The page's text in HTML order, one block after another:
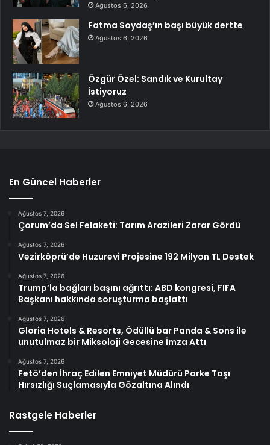
Ağustos 6, 2026
Fatma Soydaş’ın başı büyük dertte
Ağustos 6, 2026
Özgür Özel: Sandık ve Kurultay
İstiyoruz
Ağustos 6, 2026
En Güncel Haberler
Ağustos 7, 2026
Çorum’da Sel Felaketi: Tarım Arazileri Zarar Gördü
Ağustos 7, 2026
Vezirköprü’de Huzurevi Projesine 192 Milyon TL Destek
Ağustos 7, 2026
Trump’la bağları başını ağrıttı: ABD kongresi, FIFA
Başkanı hakkında soruşturma başlattı
Ağustos 7, 2026
Gloria Hotels & Resorts, Ödüllü bar Panda & Sons ile
unutulmaz bir Miksoloji Gecesine İmza Attı
Ağustos 7, 2026
Fetö’den İhraç Edilen Emniyet Müdürü Parke Taşı
Hırsızlığı Suçlamasıyla Gözaltına Alındı
Rastgele Haberler